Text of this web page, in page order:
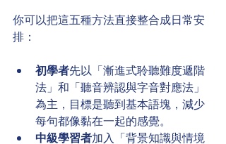
你可以把這五種方法直接整合成日常安
排：
初學者先以「漸進式聆聽難度遞階
法」和「聽音辨認與字音對應法」
為主，目標是聽到基本語塊，減少
每句都像黏在一起的感覺。
中級學習者加入「背景知識與情境